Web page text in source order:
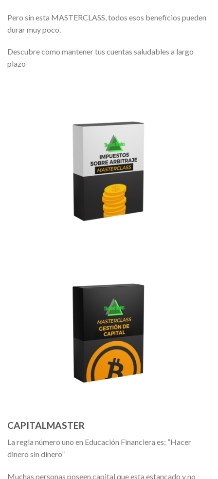
Pero sin esta MASTERCLASS, todos esos beneficios pueden
durar muy poco.
Descubre como mantener tus cuentas saludables a largo
plazo
CAPITALMASTER
La regla número uno en Educación Financiera es: ”Hacer
dinero sin dinero”
Muchas personas poseen capital que esta estancado y no